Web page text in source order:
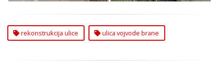
rekonstrukcija ulice ulica vojvode brane